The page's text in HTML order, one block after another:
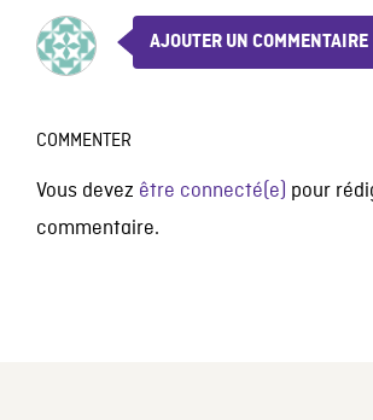
AJOUTER UN COMMENTAIRE
COMMENTER
Vous devez être connecté(e) pour
commentaire.